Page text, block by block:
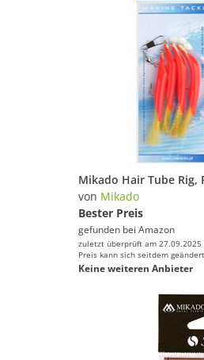
von Mikado
Bester Preis
gefunden bei Amazon
zuletzt überprüft am 27.09.2025
Preis kann sich seitdem
Keine weiteren Anbieter